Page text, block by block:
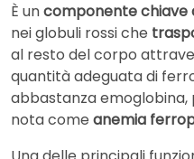
È uncomponente chiave
nei globuli rossi che
al resto del corpo
quantità adeguata di
abbastanza emoglobina,
nota come anemia